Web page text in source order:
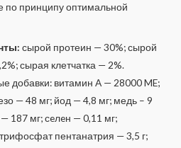
по принципу оптимальной
сырой протеин — 30%; сырой
сырая клетчатка — 2%.
добавки: витамин A — 28000 ME;
— 48 мг; йод — 4,8 мг; медь – 9
187 мг; сeлeн — 0,11 мг;
пентанатрия — 3,5 г;